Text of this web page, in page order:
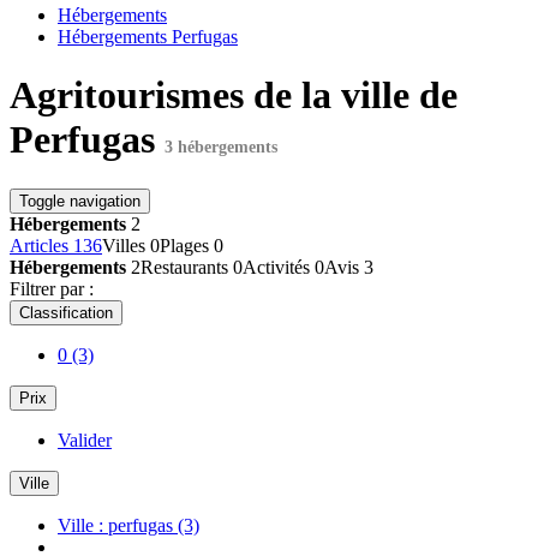
Hébergements
Hébergements Perfugas
Agritourismes de la ville de
Perfugas 3 hébergements
Toggle navigation
Hébergements 2
Articles 136Villes 0Plages 0
Hébergements 2Restaurants 0Activités 0Avis 3
Filtrer par :
Classification
0 (3)
Prix
Valider
Ville
Ville : perfugas (3)